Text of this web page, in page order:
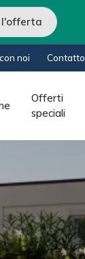
l'offerta
noi Contatto
Offerti
speciali